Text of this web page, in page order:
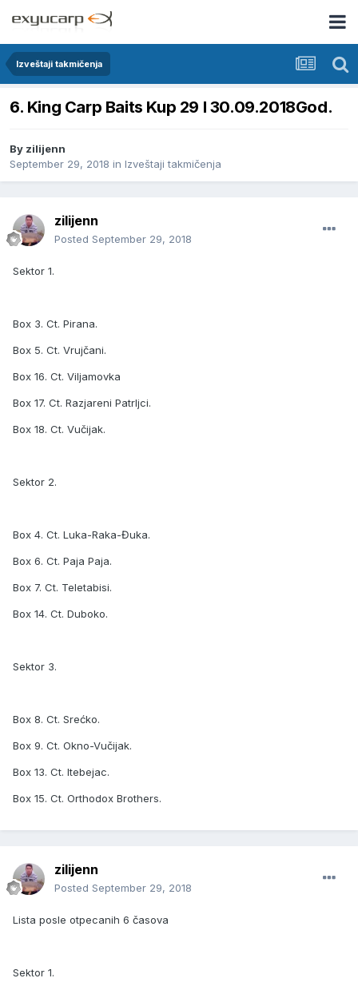
Izveštaji takmičenja
6. King Carp Baits Kup 29 I 30.09.2018God.
By zilijenn
September 29, 2018 in Izveštaji takmičenja
zilijenn
Posted September 29, 2018
Sektor 1.
Box 3. Ct. Pirana.
Box 5. Ct. Vrujčani.
Box 16. Ct. Viljamovka
Box 17. Ct. Razjareni Patrljci.
Box 18. Ct. Vučijak.
Sektor 2.
Box 4. Ct. Luka-Raka-Đuka.
Box 6. Ct. Paja Paja.
Box 7. Ct. Teletabisi.
Box 14. Ct. Duboko.
Sektor 3.
Box 8. Ct. Srećko.
Box 9. Ct. Okno-Vučijak.
Box 13. Ct. Itebejac.
Box 15. Ct. Orthodox Brothers.
zilijenn
Posted September 29, 2018
Lista posle otpecanih 6 časova
Sektor 1.